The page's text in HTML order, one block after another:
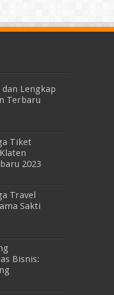
dan Lengkap
Terbaru
Tiket
2023
Travel
Sakti
Bisnis: